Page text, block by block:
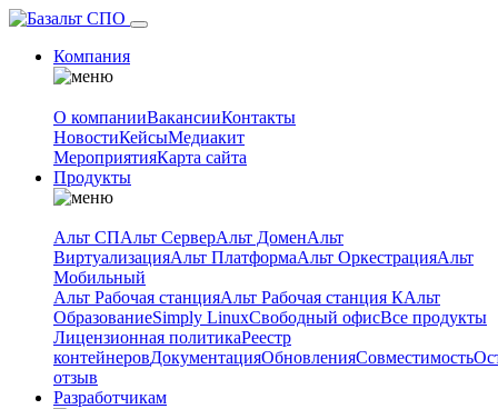
Компания
О компанииВакансииКонтакты
НовостиКейсыМедиакит
МероприятияКарта сайта
Продукты
Альт СПАльт СерверАльт ДоменАльт
ВиртуализацияАльт ПлатформаАльт ОркестрацияАльт
Мобильный
Альт Рабочая станцияАльт Рабочая станция КАльт
ОбразованиеSimply LinuxСвободный офисВсе продукты
Лицензионная политикаРеестр
контейнеровДокументацияОбновленияСовместимость
отзыв
Разработчикам